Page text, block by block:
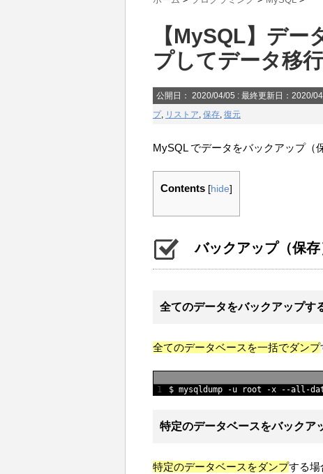
【MySQL】デ
プしてデータ移
公開日： 2020/04/05 : 最終更新日：2020/
プ, リストア, 保存, 復元
MySQL でデータをバックアップ（
Contents [hide]
バックアップ（保存
全てのデータをバックアップす
全てのデータベースを一括でダンプ
1 $ mysqldump -u root -x --all -
特定のデータベースをバックア
特定のデータベースをダンプする場